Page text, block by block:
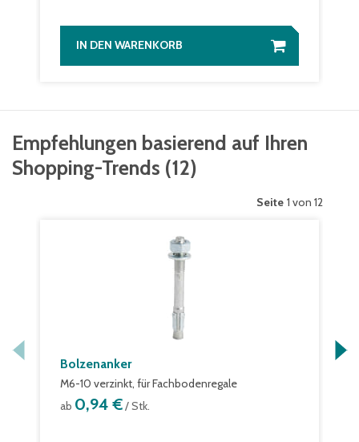
IN DEN WARENKORB
Empfehlungen basierend auf Ihren
Shopping-Trends (12)
Seite 1 von 12
Bolzenanker
M6-10 verzinkt, für Fachbodenregale
ab 0,94 €/ Stk.